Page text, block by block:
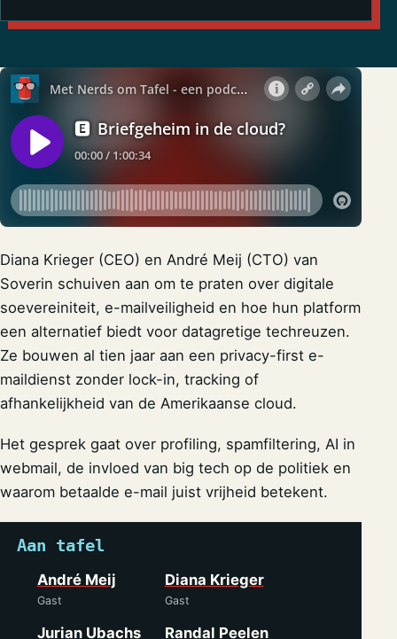
Diana Krieger (CEO) en André Meij (CTO) van
Soverin schuiven aan om te praten over digitale
soevereiniteit, e-mailveiligheid en hoe hun platform
een alternatief biedt voor datagretige techreuzen.
Ze bouwen al tien jaar aan een privacy-first e-
maildienst zonder lock-in, tracking of
afhankelijkheid van de Amerikaanse cloud.
Het gesprek gaat over profiling, spamfiltering, AI in
webmail, de invloed van big tech op de politiek en
waarom betaalde e-mail juist vrijheid betekent.
Aan tafel
André Meij
Gast
Diana Krieger
Gast
Jurian Ubachs Randal Peelen